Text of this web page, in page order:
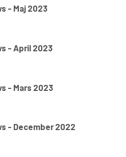
- Maj 2023
- April 2023
- Mars 2023
- December 2022